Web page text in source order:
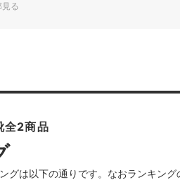
る
全2商品
グは以下の通りです。なおランキング